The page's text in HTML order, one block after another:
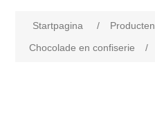
Startpagina / Producten
Chocolade en confiserie
/